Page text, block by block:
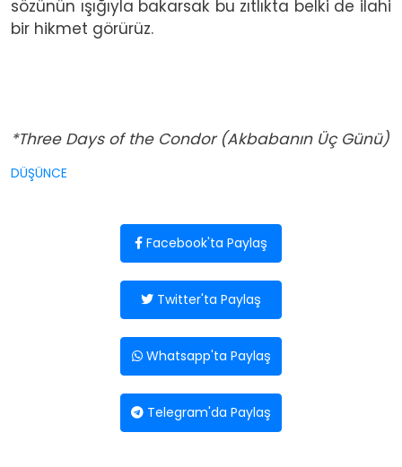
sözünün ışığıyla bakarsak bu zıtlıkta belki de ilahi
bir hikmet görürüz.
*Three Days of the Condor (Akbabanın Üç Günü)
DÜŞÜNCE
Facebook'ta Paylaş
Twitter'ta Paylaş
Whatsapp'ta Paylaş
Telegram'da Paylaş